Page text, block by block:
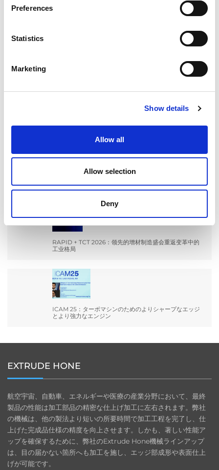
Preferences
Statistics
Marketing
Show details
Allow all
Allow selection
Deny
Search
EXTRUSAXが研磨流動加工（AFM）でアルミニウム押出
ILA BERLIN 2026：世界の航空宇宙産業がベルリンに集
RAPID + TCT 2026：领先的增材制造盛会重返变革中的
工业格局
ICAM 25：ターボマシンのためのよりシャープなエッジ
とより強力なエンジン
EXTRUDE HONE
航空宇宙、自動車、エネルギーや医療の産業分野において、最終
製品の性能は加工部品の精密な仕上げ加工に左右されます。弊社
の機械は、他の製法より短いの所要時間で加工工程を完了し、仕
上げた完成品仕様の精度を向上させます。しかも、著しい性能ア
ップを確保するために、弊社のExtrude Hone機械ラインアップ
は、目の届かない箇所へも加工を施し、エッジ部成形や表面仕上
げが可能です。